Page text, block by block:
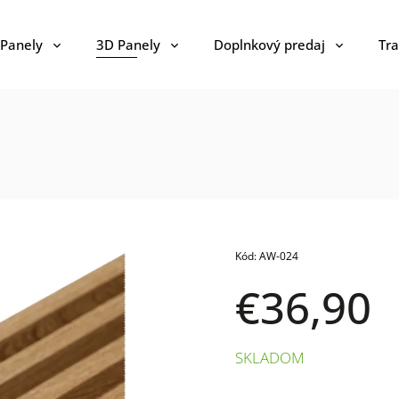
3D Panely Doplnkový predaj
€36,90
Kód:AW-024
SKLADOM